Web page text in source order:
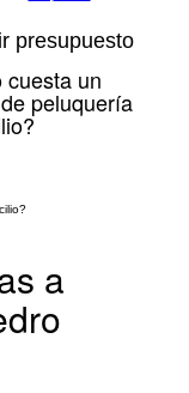
presupuesto
cuesta un
peluquería
a